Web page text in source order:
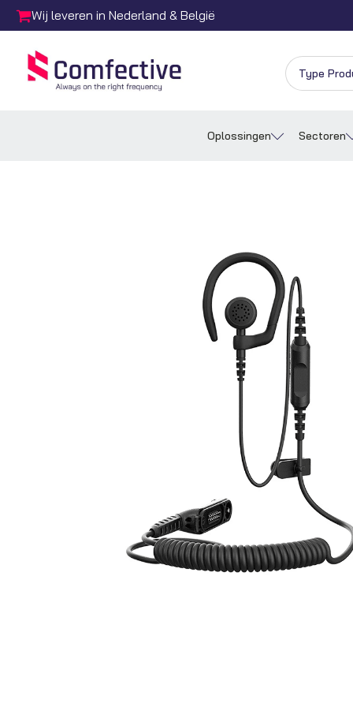
Wij leveren in Nederland & België
Oplossingen Sectoren